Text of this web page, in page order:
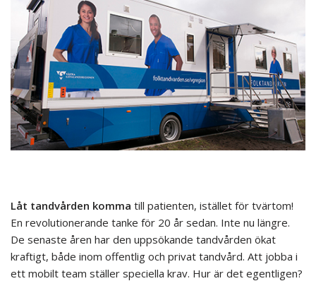
Låt tandvården komma till patienten, istället för tvärtom!
En revolutionerande tanke för 20 år sedan. Inte nu längre.
De senaste åren har den uppsökande tandvården ökat
kraftigt, både inom offentlig och privat tandvård. Att jobba i
ett mobilt team ställer speciella krav. Hur är det egentligen?